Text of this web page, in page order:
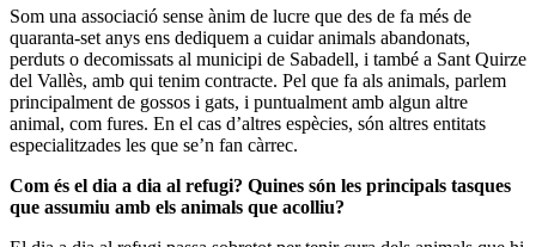
Som una associació sense ànim de lucre que des de fa més de
quaranta-set anys ens dediquem a cuidar animals abandonats,
perduts o decomissats al municipi de Sabadell, i també a Sant Quirze
del Vallès, amb qui tenim contracte. Pel que fa als animals, parlem
principalment de gossos i gats, i puntualment amb algun altre
animal, com fures. En el cas d’altres espècies, són altres entitats
especialitzades les que se’n fan càrrec.
Com és el dia a dia al refugi? Quines són les principals tasques
que assumiu amb els animals que acolliu?